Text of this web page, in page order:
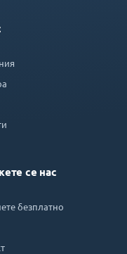
се нас
безплатно